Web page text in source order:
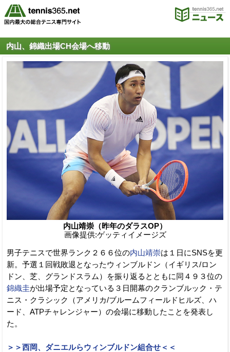
内山、錦織出場CH会場へ移動
内山靖崇（昨年のダラスOP）
画像提供:ゲッティイメージズ
男子テニスで世界ランク２６６位の内山靖崇は１日にSNSを更
新。予選１回戦敗退となったウィンブルドン（イギリス/ロン
ドン、芝、グランドスラム）を振り返るとともに同４９３位の
錦織圭が出場予定となっている３日開幕のクランブルック・テ
ニス・クラシック（アメリカ/ブルームフィールドヒルズ、ハ
ード、ATPチャレンジャー）の会場に移動したことを発表し
た。
＞＞西岡、ダニエルらウィンブルドン組合せ＜＜